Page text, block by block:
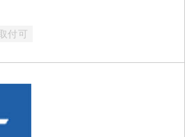
付可